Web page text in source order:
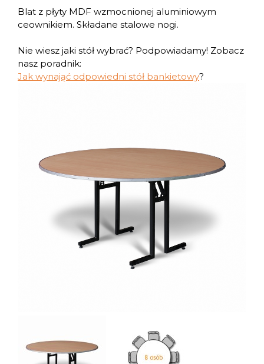
Blat z płyty MDF wzmocnionej aluminiowym
ceownikiem. Składane stalowe nogi.
Nie wiesz jaki stół wybrać? Podpowiadamy! Zobacz
nasz poradnik:
Jak wynająć odpowiedni stół bankietowy?